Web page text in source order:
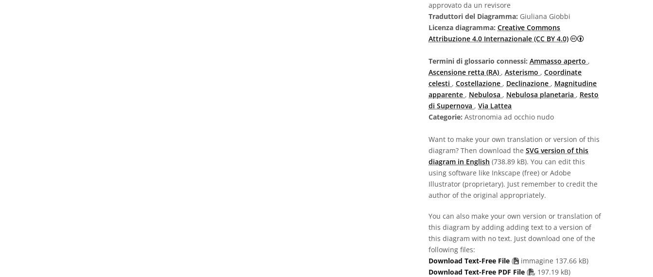
approvato da un revisore
Traduttori del Diagramma: Giuliana Giobbi
Licenza diagramma: Creative Commons
Attribuzione 4.0 Internazionale (CC BY 4.0)
Creative Commons
Termini di glossario connessi: Ammasso aperto ,
Ascensione retta (RA) , Asterismo , Coordinate
celesti , Costellazione , Declinazione , Magnitudine
apparente , Nebulosa , Nebulosa planetaria , Resto
di Supernova , Via Lattea
Categorie: Astronomia ad occhio nudo
Want to make your own translation or version of this
diagram? Then download the SVG version of this
diagram in English (738.89 kB). You can edit this
using software like Inkscape (free) or Adobe
Illustrator (proprietary). Just remember to credit the
author of the original appropriately.
You can also make your own version or translation of
this diagram by adding adding text to a version of
this diagram with no text. Just download one of the
following files:
Download Text-Free File (
immagine 137.66 kB)
Download Text-Free PDF File ( PDF file
197.19 kB)